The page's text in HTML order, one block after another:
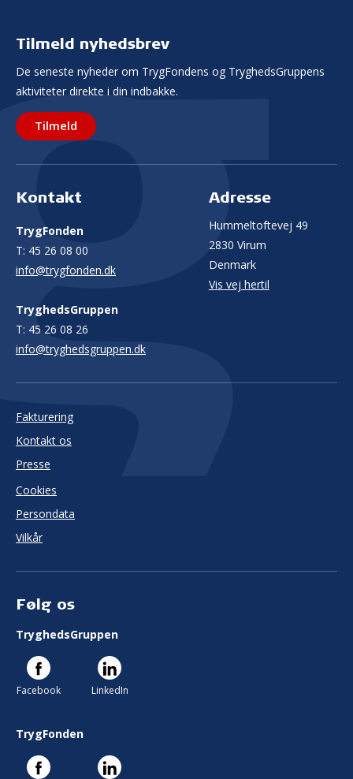
Tilmeld nyhedsbrev
De seneste nyheder om TrygFondens og TryghedsGruppens
aktiviteter direkte i din indbakke.
Tilmeld
Kontakt
TrygFonden
T: 45 26 08 00
info@trygfonden.dk
TryghedsGruppen
T: 45 26 08 26
info@tryghedsgruppen.dk
Adresse
Hummeltoftevej 49
2830 Virum
Denmark
Vis vej hertil
Fakturering
Kontakt os
Presse
Cookies
Persondata
Vilkår
Følg os
TryghedsGruppen
Facebook LinkedIn
TrygFonden